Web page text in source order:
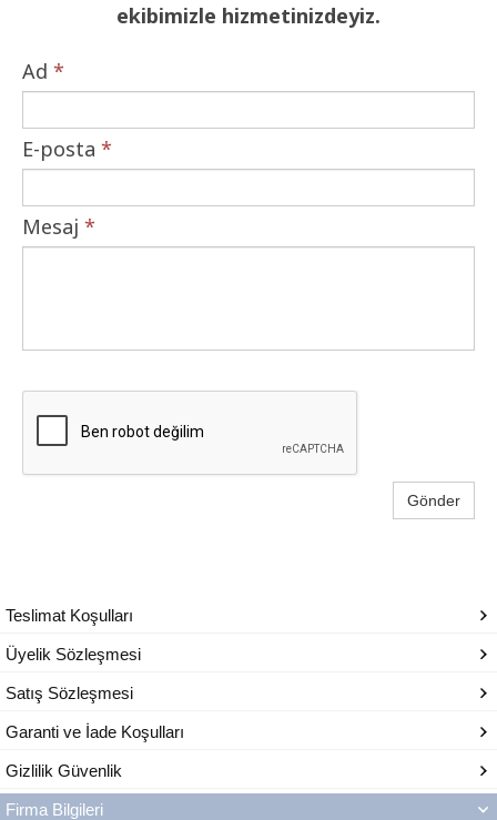
ekibimizle hizmetinizdeyiz.
Ad *
E-posta *
Mesaj *
Gönder
Teslimat Koşulları
Üyelik Sözleşmesi
Satış Sözleşmesi
Garanti ve İade Koşulları
Gizlilik Güvenlik
Firma Bilgileri